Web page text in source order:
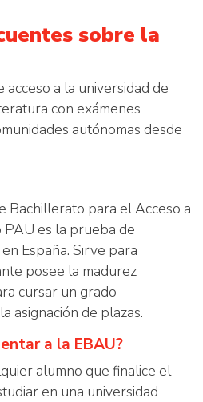
sobre la
a la universidad de
con exámenes
autónomas desde
Bachillerato para el Acceso a
PAU es la prueba de
España. Sirve para
posee la madurez
cursar un grado
asignación de plazas.
a la EBAU?
alumno que finalice el
en una universidad